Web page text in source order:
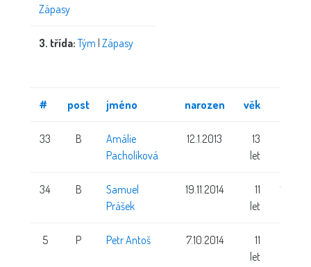
Zápasy
3. třída: Tým | Zápasy
# post jméno narozen věk
33 B
Amálie
Pacholíková
12.1.2013
13
let
34 B
Samuel
Prášek
19.11.2014
11
let
139 cm
5 P Petr Antoš 7.10.2014
11
let